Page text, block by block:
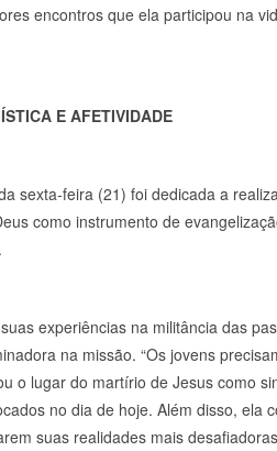
encontros que ela participou na
E AFETIVIDADE
sexta-feira (21) foi dedicada a
como instrumento de
experiências na militância das
na missão. “Os jovens
o lugar do martírio de Jesus como
no dia de hoje. Além disso, ela
suas realidades mais